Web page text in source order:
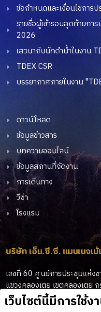
ข้อกำหนดและเงื่อนไขการ
รายชื่อผู้เข้ารอบสุดท้ายกา
2026
เสวนากับนักดำน้ำในงาน
TDEX CSR
บรรยากาศภายในงาน
ดาวน์โหลด
ข้อมูลข่าวสาร
บทความออนไลน์
ข้อมูลสถานที่จัดงาน
การเดินทาง
วีซ่า
โรงแรม
บริษัท เอ็น.ซี.ซี. แมนเนจเ
เลขที่ 60 ศูนย์การประชุมแห่ง
แขวงคลองเตย เขตคลองเตย
:
02-229-3503, 3513,